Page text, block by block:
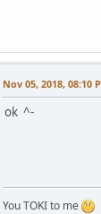
Nov 05, 2018, 08:10
ok ^-
You TOKI to me